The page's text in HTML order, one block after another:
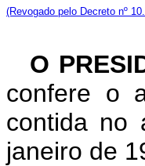
(Revogado pelo Decreto nº
O
confere o
contida no
janeiro de